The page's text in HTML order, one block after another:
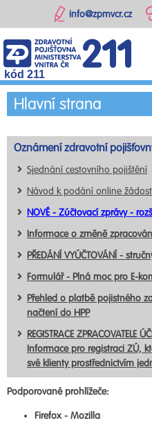
info@zpmvcr.cz
kód 211
Hlavní strana
Oznámení zdravotní
Sjednání cestovního pojištění
Návod k podání online
NOVÉ - Zúčtovací zprávy -
Informace o změně
PŘEDÁNÍ VYÚČTOVÁNÍ -
Formulář - Plná moc pro E-
Přehled o platbě pojistného
načtení do HPP
REGISTRACE ZPRACOVATELE
Informace pro registraci ZÚ,
své klienty prostřednictvím
Podporované prohlížeče:
Firefox - Mozilla